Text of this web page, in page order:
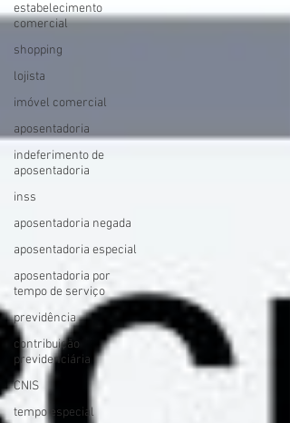
estabelecimento
comercial
shopping
lojista
imóvel comercial
aposentadoria
indeferimento de
aposentadoria
inss
aposentadoria negada
aposentadoria especial
aposentadoria por
tempo de serviço
previdência
contribuição
previdenciária
CNIS
tempo especial